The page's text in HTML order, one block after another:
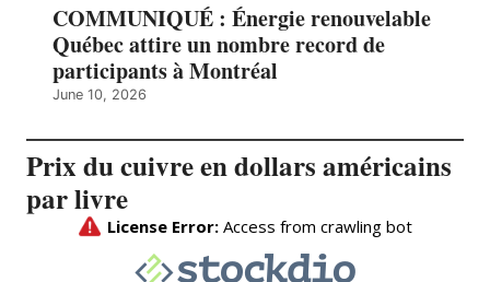
COMMUNIQUÉ : Énergie renouvelable
Québec attire un nombre record de
participants à Montréal
June 10, 2026
Prix du cuivre en dollars américains
par livre